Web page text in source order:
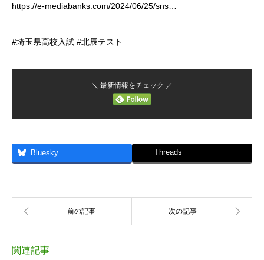
https://e-mediabanks.com/2024/06/25/sns…
#埼玉県高校入試 #北辰テスト
＼ 最新情報をチェック ／
Bluesky Threads
関連記事